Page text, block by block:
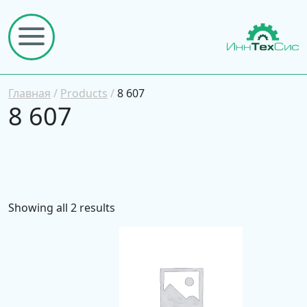
Главная / Products /8 607
8 607
Showing all 2 results